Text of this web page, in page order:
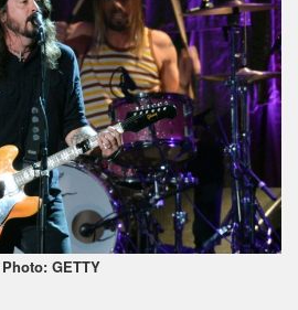
Photo: GETTY